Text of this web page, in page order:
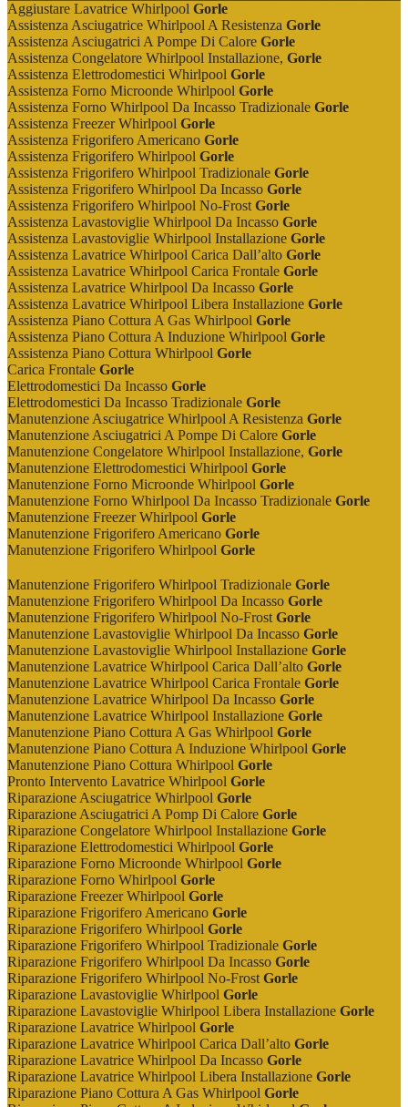
Aggiustare Lavatrice Whirlpool Gorle
Assistenza Asciugatrice Whirlpool A Resistenza Gorle
Assistenza Asciugatrici A Pompe Di Calore Gorle
Assistenza Congelatore Whirlpool Installazione, Gorle
Assistenza Elettrodomestici Whirlpool Gorle
Assistenza Forno Microonde Whirlpool Gorle
Assistenza Forno Whirlpool Da Incasso Tradizionale Gorle
Assistenza Freezer Whirlpool Gorle
Assistenza Frigorifero Americano Gorle
Assistenza Frigorifero Whirlpool Gorle
Assistenza Frigorifero Whirlpool Tradizionale Gorle
Assistenza Frigorifero Whirlpool Da Incasso Gorle
Assistenza Frigorifero Whirlpool No-Frost Gorle
Assistenza Lavastoviglie Whirlpool Da Incasso Gorle
Assistenza Lavastoviglie Whirlpool Installazione Gorle
Assistenza Lavatrice Whirlpool Carica Dall’alto Gorle
Assistenza Lavatrice Whirlpool Carica Frontale Gorle
Assistenza Lavatrice Whirlpool Da Incasso Gorle
Assistenza Lavatrice Whirlpool Libera Installazione Gorle
Assistenza Piano Cottura A Gas Whirlpool Gorle
Assistenza Piano Cottura A Induzione Whirlpool Gorle
Assistenza Piano Cottura Whirlpool Gorle
Carica Frontale Gorle
Elettrodomestici Da Incasso Gorle
Elettrodomestici Da Incasso Tradizionale Gorle
Manutenzione Asciugatrice Whirlpool A Resistenza Gorle
Manutenzione Asciugatrici A Pompe Di Calore Gorle
Manutenzione Congelatore Whirlpool Installazione, Gorle
Manutenzione Elettrodomestici Whirlpool Gorle
Manutenzione Forno Microonde Whirlpool Gorle
Manutenzione Forno Whirlpool Da Incasso Tradizionale Gorle
Manutenzione Freezer Whirlpool Gorle
Manutenzione Frigorifero Americano Gorle
Manutenzione Frigorifero Whirlpool Gorle
Manutenzione Frigorifero Whirlpool Tradizionale Gorle
Manutenzione Frigorifero Whirlpool Da Incasso Gorle
Manutenzione Frigorifero Whirlpool No-Frost Gorle
Manutenzione Lavastoviglie Whirlpool Da Incasso Gorle
Manutenzione Lavastoviglie Whirlpool Installazione Gorle
Manutenzione Lavatrice Whirlpool Carica Dall’alto Gorle
Manutenzione Lavatrice Whirlpool Carica Frontale Gorle
Manutenzione Lavatrice Whirlpool Da Incasso Gorle
Manutenzione Lavatrice Whirlpool Installazione Gorle
Manutenzione Piano Cottura A Gas Whirlpool Gorle
Manutenzione Piano Cottura A Induzione Whirlpool Gorle
Manutenzione Piano Cottura Whirlpool Gorle
Pronto Intervento Lavatrice Whirlpool Gorle
Riparazione Asciugatrice Whirlpool Gorle
Riparazione Asciugatrici A Pomp Di Calore Gorle
Riparazione Congelatore Whirlpool Installazione Gorle
Riparazione Elettrodomestici Whirlpool Gorle
Riparazione Forno Microonde Whirlpool Gorle
Riparazione Forno Whirlpool Gorle
Riparazione Freezer Whirlpool Gorle
Riparazione Frigorifero Americano Gorle
Riparazione Frigorifero Whirlpool Gorle
Riparazione Frigorifero Whirlpool Tradizionale Gorle
Riparazione Frigorifero Whirlpool Da Incasso Gorle
Riparazione Frigorifero Whirlpool No-Frost Gorle
Riparazione Lavastoviglie Whirlpool Gorle
Riparazione Lavastoviglie Whirlpool Libera Installazione Gorle
Riparazione Lavatrice Whirlpool Gorle
Riparazione Lavatrice Whirlpool Carica Dall’alto Gorle
Riparazione Lavatrice Whirlpool Da Incasso Gorle
Riparazione Lavatrice Whirlpool Libera Installazione Gorle
Riparazione Piano Cottura A Gas Whirlpool Gorle